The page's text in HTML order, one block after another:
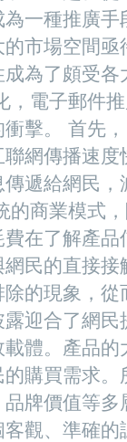
一種推廣
市場空間
為了頗受
，電子郵件
擊。 首先
網傳播速
遞給網民
的商業模式
在了解產
民的直接
的現象，
迎合了網
體。產品
購買需求
牌價值等
觀、準確